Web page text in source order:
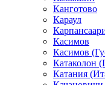
Канготово
Караул
Касимов
Касимов
Катаколон
Катания